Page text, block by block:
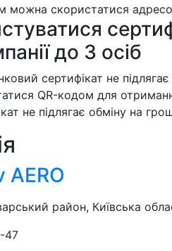
можна скористатися
до 3 осіб
сертифікат не
QR-кодом для
не підлягає обміну на
AERO
район, Київська
47